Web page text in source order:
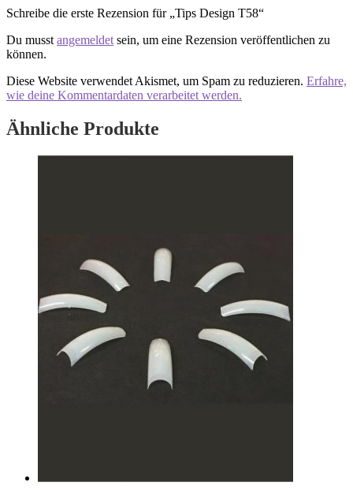
Schreibe die erste Rezension für „Tips Design T58“
Du musst angemeldet sein, um eine Rezension veröffentlichen zu
können.
Diese Website verwendet Akismet, um Spam zu reduzieren. Erfahre,
wie deine Kommentardaten verarbeitet werden.
Ähnliche Produkte